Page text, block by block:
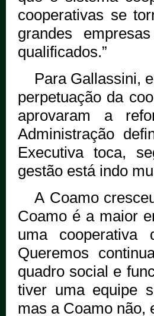
cooperativas se
grandes
qualificados.”
Para Gallassini,
perpetuação da
aprovaram a
Administração
Executiva toca,
gestão está indo
A Coamo
Coamo é a maior
uma cooperativa
Queremos
quadro social e
tiver uma equipe
mas a Coamo não,